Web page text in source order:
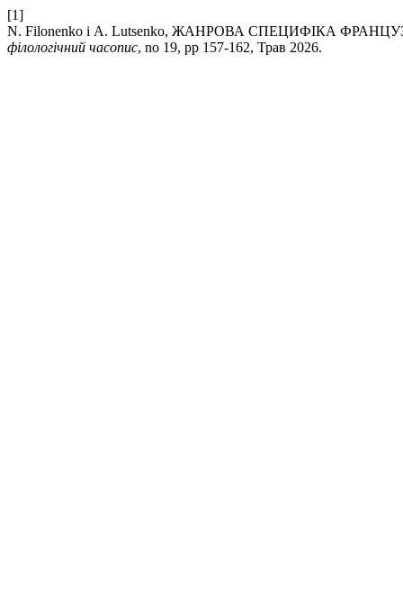
[1]
N. Filonenko і A. Lutsenko, ЖАНРОВА СПЕЦИФІКА
філологічний часопис, no 19, pp 157-162, Трав 2026.